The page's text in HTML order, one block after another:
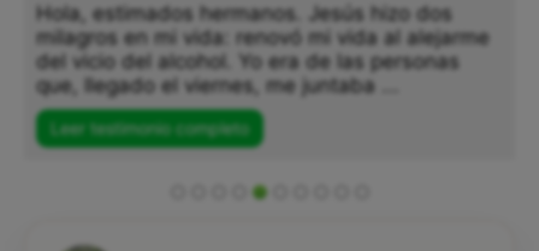
Hola, estimados hermanos. Jesús hizo dos
milagros en mi vida: renovó mi vida al alejarme
del vicio del alcohol. Yo era de las personas
que, llegado el viernes, me juntaba ...
Leer testimonio completo